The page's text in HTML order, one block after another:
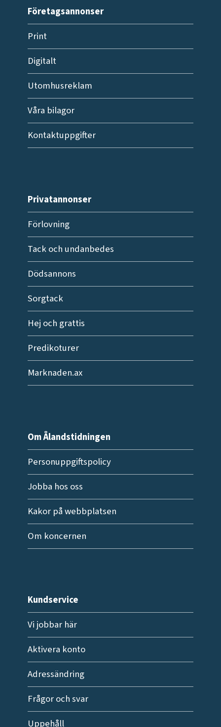
Företagsannonser
Print
Digitalt
Utomhusreklam
Våra bilagor
Kontaktuppgifter
Privatannonser
Förlovning
Tack och undanbedes
Dödsannons
Sorgtack
Hej och grattis
Predikoturer
Marknaden.ax
Om Ålandstidningen
Personuppgiftspolicy
Jobba hos oss
Kakor på webbplatsen
Om koncernen
Kundservice
Vi jobbar här
Aktivera konto
Adressändring
Frågor och svar
Uppehåll